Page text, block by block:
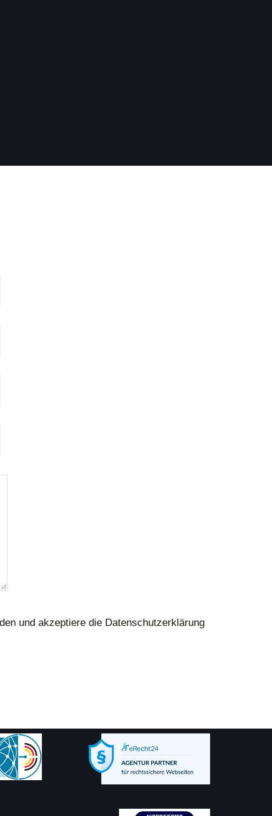
und akzeptiere die Datenschutzerklärung